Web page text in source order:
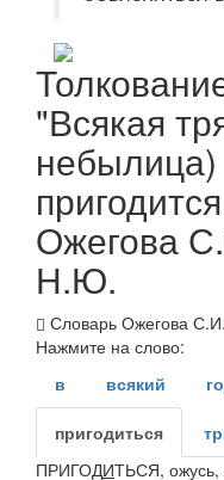
"Всякая
небылица)
Ожегова
Н.Ю.
Словарь Ожегова
Нажмите на слово:
в
всякий
пригодиться
ПРИГОДИТЬСЯ,